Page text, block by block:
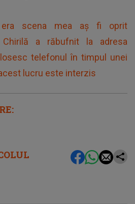
era scena mea aș fi oprit
Chirilă a răbufnit la adresa
telefonul în timpul unei
lucru este interzis